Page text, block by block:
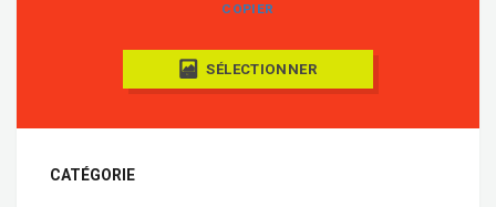
COPIER
SÉLECTIONNER
CATÉGORIE